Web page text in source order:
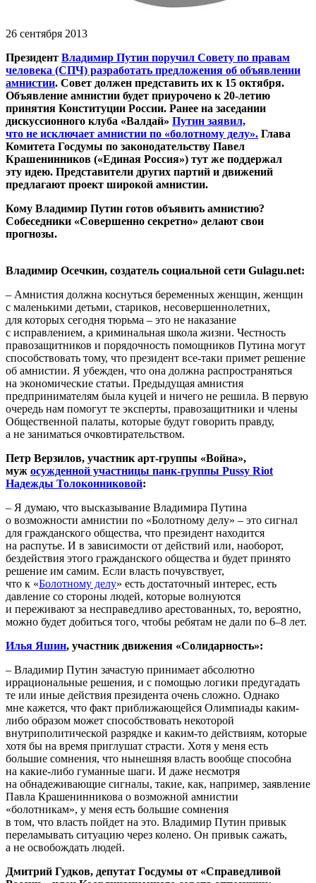
26 сентября 2013
Президент Владимир Путин поручил Совету по правам
человека (СПЧ) разработать предложения об объявлении
амнистии. Совет должен представить их к 15 октября.
Объявление амнистии будет приурочено к 20-летию
принятия Конституции России. Ранее на заседании
дискуссионного клуба «Валдай» Путин заявил,
что не исключает амнистии по «болотному делу». Глава
Комитета Госдумы по законодательству Павел
Крашенинников («Единая Россия») тут же поддержал
эту идею. Представители других партий и движений
предлагают проект широкой амнистии.
Кому Владимир Путин готов объявить амнистию?
Собеседники «Совершенно секретно» делают свои
прогнозы.
Владимир Осечкин, создатель социальной сети Gulagu.net:
– Амнистия должна коснуться беременных женщин, женщин
с маленькими детьми, стариков, несовершеннолетних,
для которых сегодня тюрьма – это не наказание
с исправлением, а криминальная школа жизни. Честность
правозащитников и порядочность помощников Путина могут
способствовать тому, что президент все-таки примет решение
об амнистии. Я убежден, что она должна распространяться
на экономические статьи. Предыдущая амнистия
предпринимателям была куцей и ничего не решила. В первую
очередь нам помогут те эксперты, правозащитники и члены
Общественной палаты, которые будут говорить правду,
а не заниматься очковтирательством.
Петр Верзилов, участник арт-группы «Война»,
муж осужденной участницы панк-группы Pussy Riot
Надежды Толоконниковой:
– Я думаю, что высказывание Владимира Путина
о возможности амнистии по «Болотному делу» – это сигнал
для гражданского общества, что президент находится
на распутье. И в зависимости от действий или, наоборот,
бездействия этого гражданского общества и будет принято
решение им самим. Если власть почувствует,
что к «Болотному делу» есть достаточный интерес, есть
давление со стороны людей, которые волнуются
и переживают за несправедливо арестованных, то, вероятно,
можно будет добиться того, чтобы ребятам не дали по 6–8 лет.
Илья Яшин, участник движения «Солидарность»:
– Владимир Путин зачастую принимает абсолютно
иррациональные решения, и с помощью логики предугадать
те или иные действия президента очень сложно. Однако
мне кажется, что факт приближающейся Олимпиады каким-
либо образом может способствовать некоторой
внутриполитической разрядке и каким-то действиям, которые
хотя бы на время приглушат страсти. Хотя у меня есть
большие сомнения, что нынешняя власть вообще способна
на какие-либо гуманные шаги. И даже несмотря
на обнадеживающие сигналы, такие, как, например, заявление
Павла Крашенинникова о возможной амнистии
«болотникам», у меня есть большие сомнения
в том, что власть пойдет на это. Владимир Путин привык
переламывать ситуацию через колено. Он привык сажать,
а не освобождать людей.
Дмитрий Гудков, депутат Госдумы от «Справедливой